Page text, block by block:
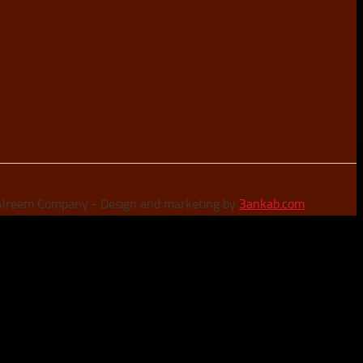
Company - Design and marketing by3ankab.com